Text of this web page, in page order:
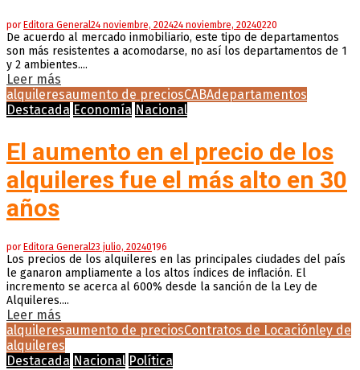
porEditora General24 noviembre, 202424 noviembre, 20240220
De acuerdo al mercado inmobiliario, este tipo de departamentos
son más resistentes a acomodarse, no así los departamentos de 1
y 2 ambientes....
Leer más
alquileresaumento de preciosCABAdepartamentos
Destacada Economía Nacional
El aumento en el precio de los
alquileres fue el más alto en 30
años
por Editora General23 julio, 20240196
Los precios de los alquileres en las principales ciudades del país
le ganaron ampliamente a los altos índices de inflación. El
incremento se acerca al 600% desde la sanción de la Ley de
Alquileres....
Leer más
alquileresaumento de preciosContratos de Locaciónley de
alquileres
Destacada Nacional Política